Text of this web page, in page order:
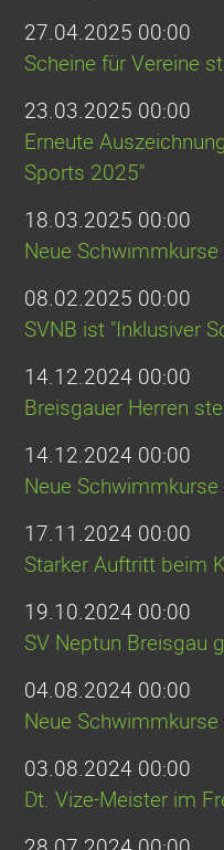
27.04.2025 00:00
Scheine für Vereine
23.03.2025 00:00
Erneute
Sports 2025"
18.03.2025 00:00
Neue
08.02.2025 00:00
SVNB ist "Inklusiver
14.12.2024 00:00
Breisgauer Herren
14.12.2024 00:00
Neue
17.11.2024 00:00
Starker Auftritt beim
19.10.2024 00:00
SV Neptun Breisgau
04.08.2024 00:00
Neue
03.08.2024 00:00
Dt. Vize-Meister im